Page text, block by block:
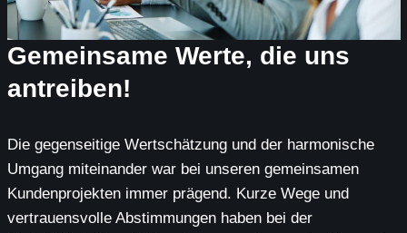
Gemeinsame Werte, die uns
antreiben!
Die gegenseitige Wertschätzung und der harmonische
Umgang miteinander war bei unseren gemeinsamen
Kundenprojekten immer prägend. Kurze Wege und
vertrauensvolle Abstimmungen haben bei der